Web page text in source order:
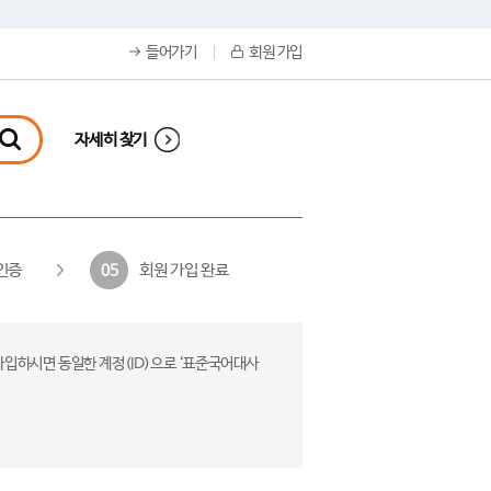
들어가기 회원 가입
자세히 찾기
증 05 회원 가입 완료
하시면 동일한 계정(ID)으로 ‘표준국어대사